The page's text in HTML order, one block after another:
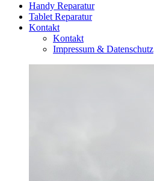
Handy Reparatur
Tablet Reparatur
Kontakt
Kontakt
Impressum & Datenschutz